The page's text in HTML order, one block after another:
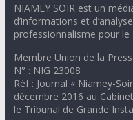
NIAMEY SOIR est un
d’informations et
professionnalisme pour le
Membre Union de la
N° : NIG 23008
Réf : Journal « Niamey-
décembre 2016 au
le Tribunal de Grande